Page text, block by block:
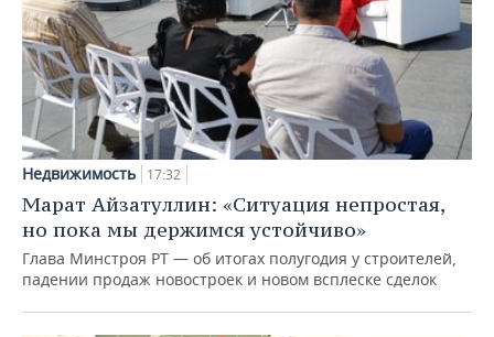
Недвижимость 17:32
Марат Айзатуллин: «Ситуация непростая,
но пока мы держимся устойчиво»
Глава Минстроя РТ — об итогах полугодия у строителей,
падении продаж новостроек и новом всплеске сделок